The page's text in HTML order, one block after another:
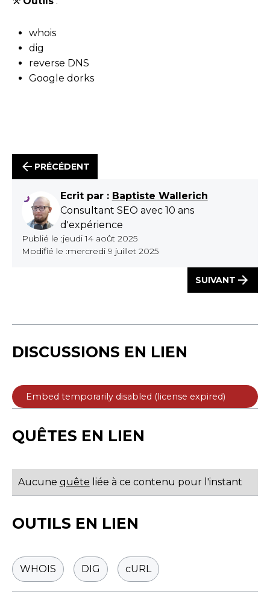
whois
dig
reverse DNS
Google dorks
PRÉCÉDENT
Ecrit par : Baptiste Wallerich
Consultant SEO avec 10 ans
d'expérience
Publié le :jeudi 14 août 2025
Modifié le :mercredi 9 juillet 2025
SUIVANT
DISCUSSIONS EN LIEN
QUÊTES EN LIEN
Aucune quête liée à ce contenu pour l'instant
OUTILS EN LIEN
WHOIS DIG cURL